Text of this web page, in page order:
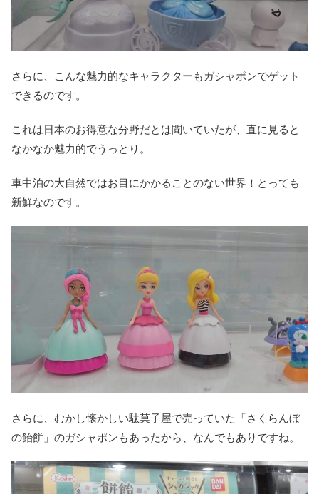
さらに、こんな魅力的なキャラクターもガシャポンでゲット
できるのです。
これは日本のお得意な分野だとは聞いていたが、直に見ると
なかなか魅力的でうっとり。
車中泊の大自然ではお目にかかることのない世界！とっても
新鮮なのです。
さらに、むかし懐かしい駄菓子屋で売っていた「さくらんぼ
の飴餅」のガシャポンもあったから、なんでもありですね。